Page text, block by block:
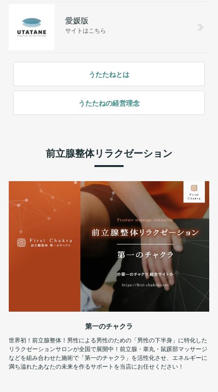
愛媛版
サイトはこちら
うたたねとは
うたたねの経営理念
前立腺整体リラクゼーション
第一のチャクラ
世界初！前立腺整体！男性による男性のための「男性の下半身」に特化した
リラクゼーションサロンが全国で展開中！前立腺・睾丸・鼠蹊部マッサージ
などを組み合わせた施術で「第一のチャクラ」を活性化させ、エネルギーに
満ち溢れたあなたの未来を作るサポートを当店にお任せください！